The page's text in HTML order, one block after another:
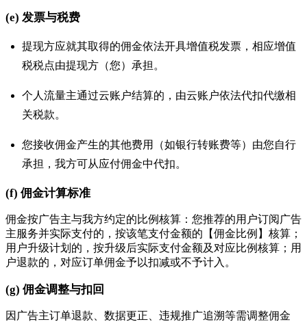
(e) 发票与税费
提现方应就其取得的佣金依法开具增值税发票，相应增值
税税点由提现方（您）承担。
个人流量主通过云账户结算的，由云账户依法代扣代缴相
关税款。
您接收佣金产生的其他费用（如银行转账费等）由您自行
承担，我方可从应付佣金中代扣。
(f) 佣金计算标准
佣金按广告主与我方约定的比例核算：您推荐的用户订阅广告
主服务并实际支付的，按该笔支付金额的【佣金比例】核算；
用户升级计划的，按升级后实际支付金额及对应比例核算；用
户退款的，对应订单佣金予以扣减或不予计入。
(g) 佣金调整与扣回
因广告主订单退款、数据更正、违规推广追溯等需调整佣金